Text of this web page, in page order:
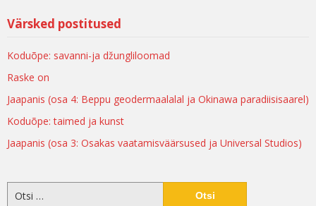
Värsked postitused
Koduõpe: savanni-ja džungliloomad
Raske on
Jaapanis (osa 4: Beppu geodermaalalal ja Okinawa paradiisisaarel)
Koduõpe: taimed ja kunst
Jaapanis (osa 3: Osakas vaatamisväärsused ja Universal Studios)